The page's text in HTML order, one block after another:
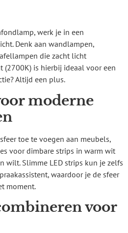
werk je in een
Denk aan wandlampen,
die zacht licht
(2700K) is hierbij ideaal voor een
Altijd een plus.
moderne
toe te voegen aan meubels,
voor dimbare strips in warm wit
wilt. Slimme LED strips kun je zelfs
waardoor je de sfeer
moment.
voor